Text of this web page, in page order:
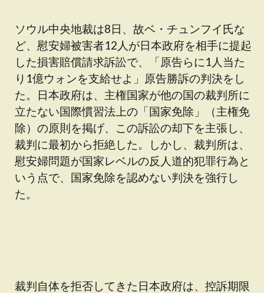
ソウル中央地裁は8日、故ベ・チュンフイ氏な
ど、慰安婦被害者12人が日本政府を相手に提起
した損害賠償請求訴訟で、「原告らに1人当た
り1億ウォンを支給せよ」原告勝訴の判決をし
た。日本政府は、主権国家が他の国の裁判所に
立たない国際慣習法上の「国家免除」（主権免
除）の原則を掲げ、この訴訟の却下を主張し、
裁判に最初から拒絶した。しかし、裁判所は、
慰安婦問題が国家レベルの反人道的犯罪行為と
いう点で、国家免除を認めない判決を強行し
た。
裁判自体を拒否してきた日本政府は、控訴期限